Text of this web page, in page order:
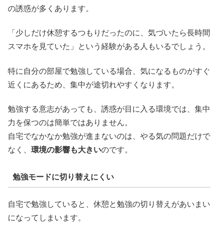
の誘惑が多くあります。
「少しだけ休憩するつもりだったのに、気づいたら長時間
スマホを見ていた」という経験がある人もいるでしょう。
特に自分の部屋で勉強している場合、気になるものがすぐ
近くにあるため、集中が途切れやすくなります。
勉強する意志があっても、誘惑が目に入る環境では、集中
力を保つのは簡単ではありません。
自宅でなかなか勉強が進まないのは、やる気の問題だけで
なく、 環境の影響も大きいのです。
勉強モードに切り替えにくい
自宅で勉強していると、休憩と勉強の切り替えがあいまい
になってしまいます。